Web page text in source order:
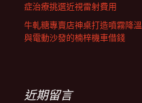
症治療挑選近視雷射費用
牛軋糖專賣店神桌打造噴霧降溫
與電動沙發的楠梓機車借錢
近期留言